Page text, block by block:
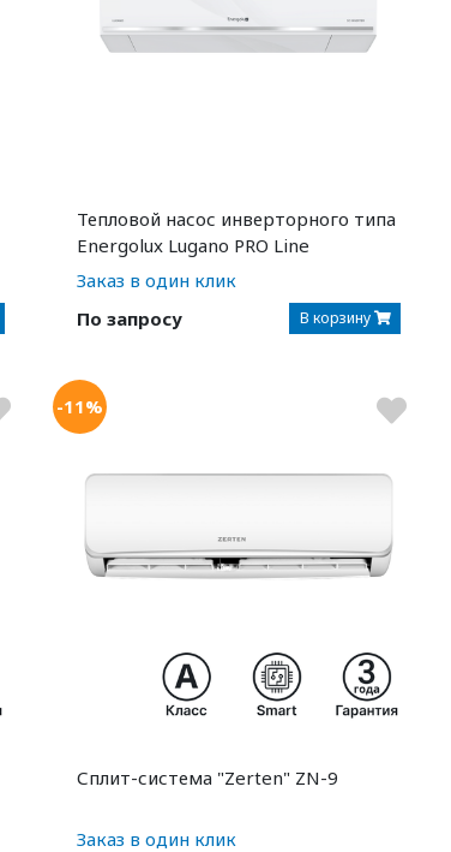
Тепловой насос инверторного типа
Energolux Lugano PRO Line
SAS12DL2-AI
Заказ в один клик
По запросу
В корзину
-11%
Сплит-система "Zerten" ZN-9
Заказ в один клик